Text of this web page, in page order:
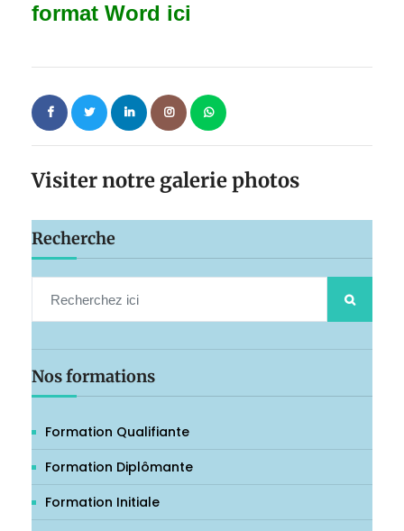
format Word ici
Visiter notre galerie photos
Recherche
Nos formations
Formation Qualifiante
Formation Diplômante
Formation Initiale